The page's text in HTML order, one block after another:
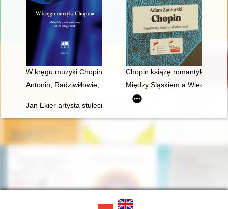
W kręgu muzyki Chopina. Materiały z sesji naukowej 21-28
Chopin książę romantyków
Antonin, Radziwiłłowie, Fryderyk Chopin [1810-1849]
Między Śląskiem a Wiedniem.
Jan Ekier artysta stulecia - w darze Chopinowi. Księga